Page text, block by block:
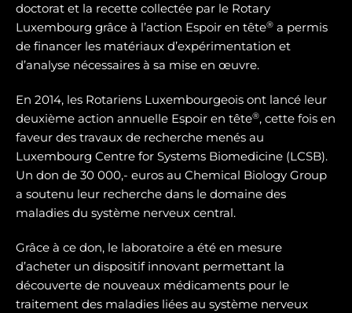
doctorat et la recette collectée par le Rotary
Luxembourg grâce à l’action Espoir en tête® a permis
de financer les matériaux d’expérimentation et
d’analyse nécessaires à sa mise en œuvre.
En 2014, les Rotariens Luxembourgeois ont lancé leur
deuxième action annuelle Espoir en tête®, cette fois en
faveur des travaux de recherche menés au
Luxembourg Centre for Systems Biomedicine (LCSB).
Un don de 30 000,- euros au Chemical Biology Group
a soutenu leur recherche dans le domaine des
maladies du système nerveux central.
Grâce à ce don, le laboratoire a été en mesure
d’acheter un dispositif innovant permettant la
découverte de nouveaux médicaments pour le
traitement des maladies liées au système nerveux